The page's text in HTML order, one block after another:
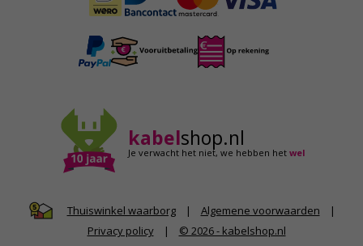
kabelshop.nl
Je verwacht het niet,we hebben hetwel
Thuiswinkel waarborg | Algemene voorwaarden
|
Privacy policy
| © 2026 - kabelshop.nl